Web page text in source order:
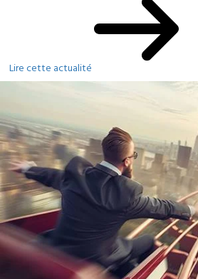
Lire cette actualité